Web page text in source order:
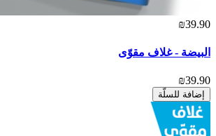
₪39.90
البيضة - غلاف مقوّى
₪39.90
إضافة للسلّة